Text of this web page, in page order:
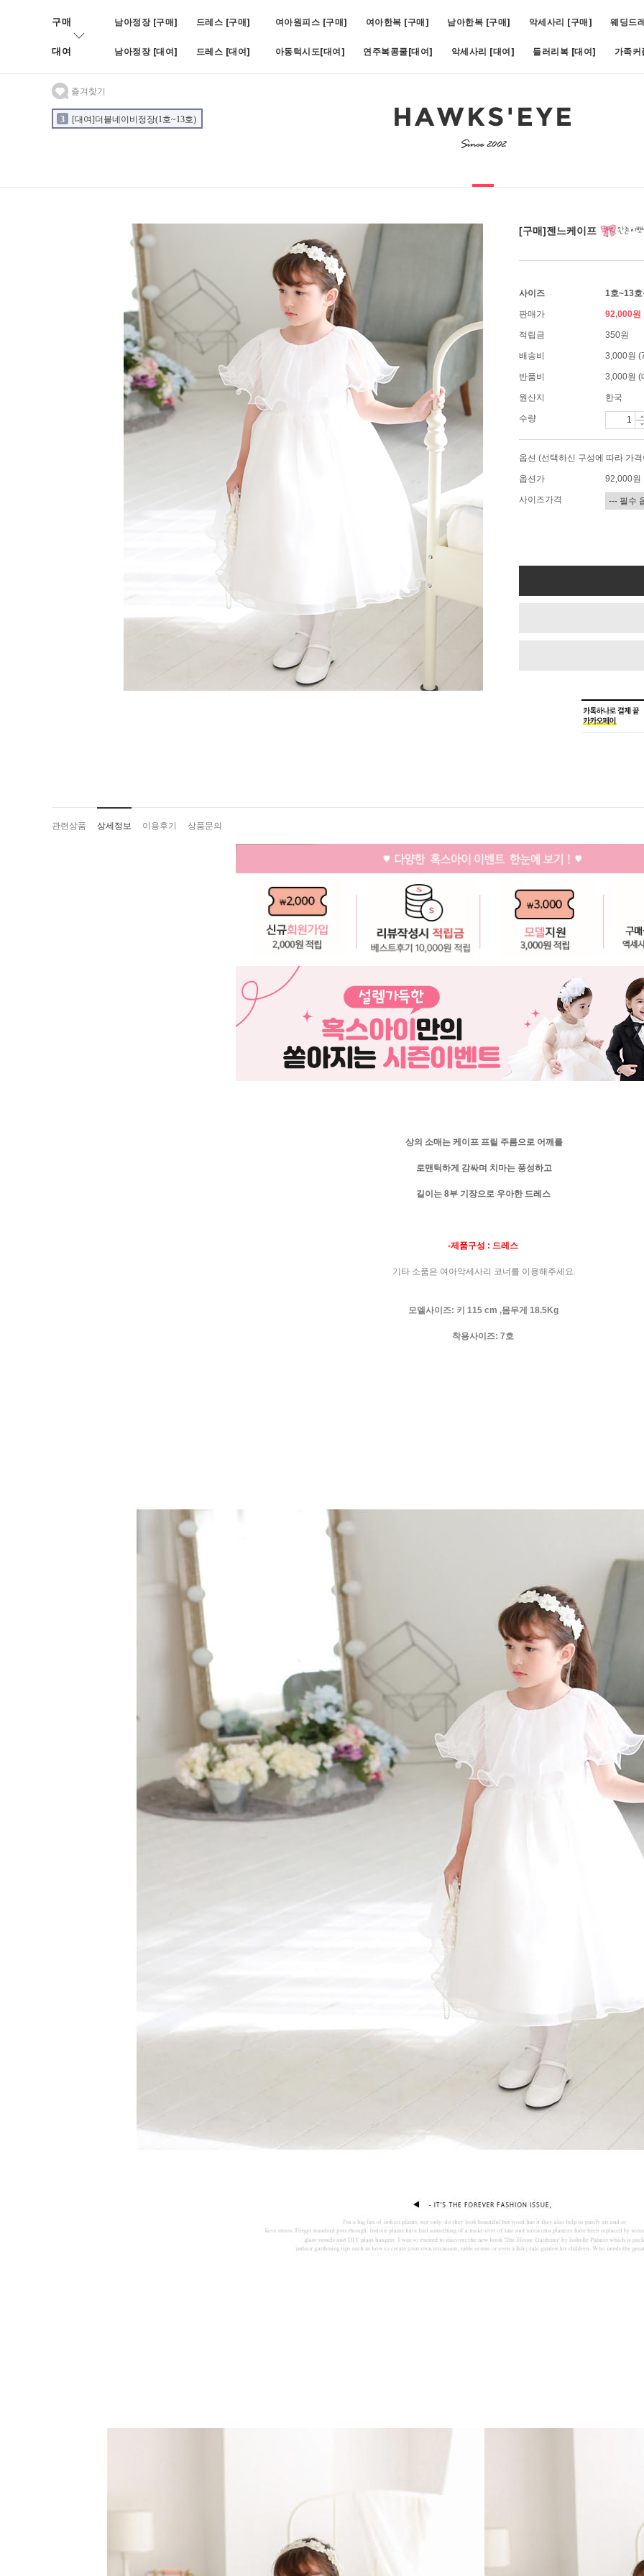
구매 남아정장 [구매] 드레스 [구매] 여아원피스 [구매] 여아한복 [구매] 남아한복 [구매] 악세사리 [구매] 웨딩드
대여 남아정장 [대여] 드레스 [대여] 아동턱시도[대여] 연주복콩쿨[대여] 악세사리 [대여] 들러리복 [대여] 가족
즐겨찾기
3 [대여]더블네이비정장(1호~13호) [대여]쥬비화이트(1호~11호) [대여]아스터슬림턱시도(1호
[구매]젠느케이프
사이즈 1호~13
판매가 92,000원
적립금 350원
배송비 3,000원
반품비 3,000원 (
원산지 한국
수량
옵션 (선택하신 구성에 따라 가
옵션가 92,000원
사이즈가격
관련상품 상세정보 이용후기 상품문의
상의 소매는 케이프 프릴 주름으로 어깨를
로맨틱하게 감싸며 치마는 풍성하고
길이는 8부 기장으로 우아한 드레스
-제품구성 : 드레스
기타 소품은 여아악세사리 코너를 이용해주세요.
모델사이즈: 키 115 cm ,몸무게 18.5Kg
착용사이즈: 7호